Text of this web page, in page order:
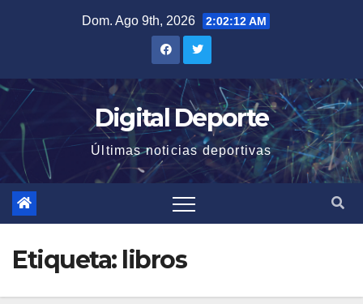
Dom. Ago 9th, 2026 2:02:13 AM
Digital Deporte
Últimas noticias deportivas
Etiqueta: libros